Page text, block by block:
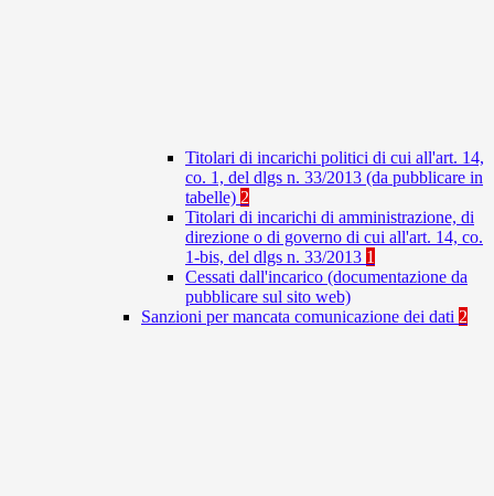
Titolari di incarichi politici di cui all'art. 14,
co. 1, del dlgs n. 33/2013 (da pubblicare in
tabelle) 2
Titolari di incarichi di amministrazione, di
direzione o di governo di cui all'art. 14, co.
1-bis, del dlgs n. 33/2013 1
Cessati dall'incarico (documentazione da
pubblicare sul sito web)
Sanzioni per mancata comunicazione dei dati 2